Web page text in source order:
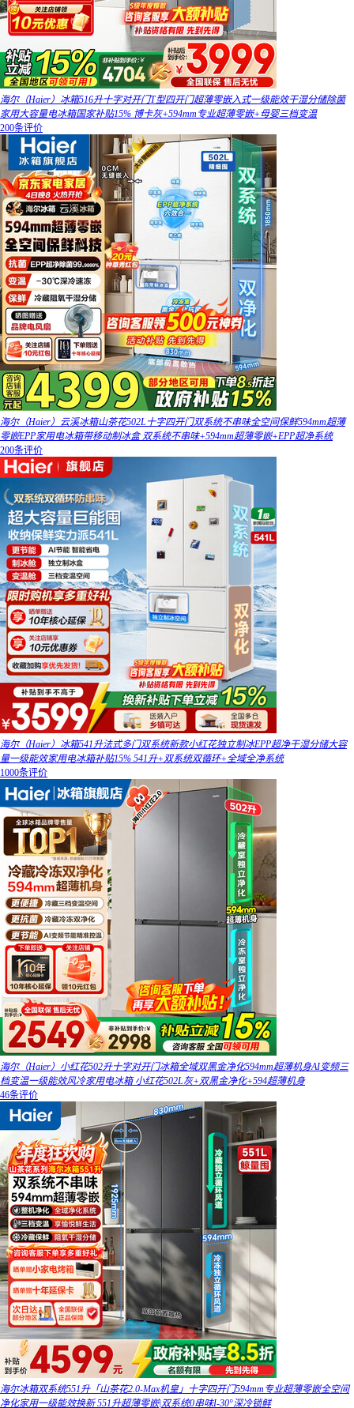
海尔（Haier）冰箱516升十字对开门T型四开门超薄零嵌入式一级能效干湿分储除菌
家用大容量电冰箱国家补贴15% 博卡灰+594mm专业超薄零嵌+母婴三档变温
200条评价
海尔（Haier）云溪冰箱山茶花502L十字四开门双系统不串味全空间保鲜594mm超薄
零嵌EPP家用电冰箱带移动制冰盒 双系统不串味+594mm超薄零嵌+EPP超净系统
200条评价
海尔（Haier）冰箱541升法式多门双系统新款小红花独立制冰EPP超净干湿分储大容
量一级能效家用电冰箱补贴15% 541升+双系统双循环+全域全净系统
1000条评价
海尔（Haier）小红花502升十字对开门冰箱全域双黑金净化594mm超薄机身AI变频三
档变温一级能效风冷家用电冰箱 小红花502L灰+双黑金净化+594超薄机身
46条评价
海尔冰箱双系统551升「山茶花2.0-Max机皇」十字四开门594mm专业超薄零嵌全空间
净化家用一级能效换新 551升超薄零嵌|双系统0串味I-30°深冷锁鲜